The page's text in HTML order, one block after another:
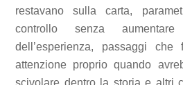
restavano sulla carta,
controllo senza aumentare
dell’esperienza, passaggi
attenzione proprio quando